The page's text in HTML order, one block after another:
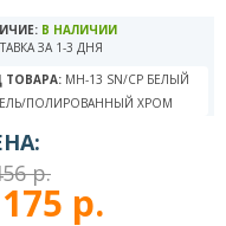
В НАЛИЧИИ
ЗА 1-3 ДНЯ
ТОВАРА: MH-13 SN/CP БЕЛЫЙ
ПОЛИРОВАННЫЙ ХРОМ
р.
р.